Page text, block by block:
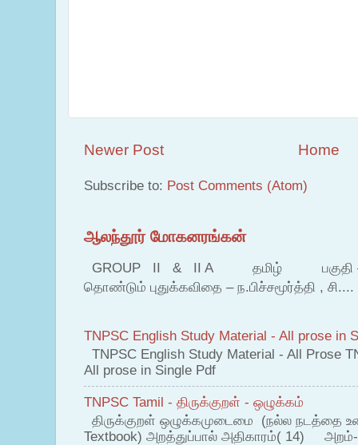
Newer Post Home
Subscribe to: Post Comments (Atom)
ஆலந்தூர் மோகனரங்கன்
GROUP II & II A தமிழ் பகுதி – இ
தொண்டும் புதுக்கவிதை – ந.பிச்சமூர்த்தி , சி....
TNPSC English Study Material - All prose in
TNPSC English Study Material - All Prose
All prose in Single Pdf
TNPSC Tamil - திருக்குறள் - ஒழுக்கம்
திருக்குறள் ஒழுக்கமுடைமை (நல்ல நடத்தை
Textbook) அறத்துப்பால் அதிகாரம்( 14)